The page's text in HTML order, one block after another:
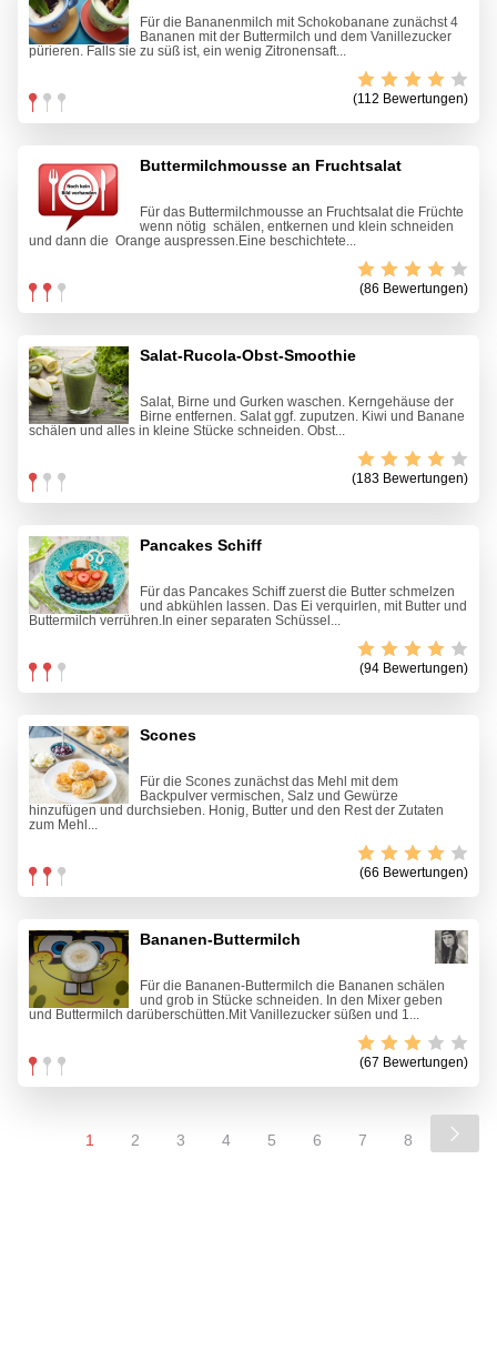
Für die Bananenmilch mit Schokobanane zunächst 4
Bananen mit der Buttermilch und dem Vanillezucker
pürieren. Falls sie zu süß ist, ein wenig Zitronensaft...
(112 Bewertungen)
Buttermilchmousse an Fruchtsalat
Für das Buttermilchmousse an Fruchtsalat die Früchte
wenn nötig schälen, entkernen und klein schneiden
und dann die Orange auspressen.Eine beschichtete...
(86 Bewertungen)
Salat-Rucola-Obst-Smoothie
Salat, Birne und Gurken waschen. Kerngehäuse der
Birne entfernen. Salat ggf. zuputzen. Kiwi und Banane
schälen und alles in kleine Stücke schneiden. Obst...
(183 Bewertungen)
Pancakes Schiff
Für das Pancakes Schiff zuerst die Butter schmelzen
und abkühlen lassen. Das Ei verquirlen, mit Butter und
Buttermilch verrühren.In einer separaten Schüssel...
(94 Bewertungen)
Scones
Für die Scones zunächst das Mehl mit dem
Backpulver vermischen, Salz und Gewürze
hinzufügen und durchsieben. Honig, Butter und den Rest der Zutaten
zum Mehl...
(66 Bewertungen)
Bananen-Buttermilch
Für die Bananen-Buttermilch die Bananen schälen
und grob in Stücke schneiden. In den Mixer geben
und Buttermilch darüberschütten.Mit Vanillezucker süßen und 1...
(67 Bewertungen)
1 2 3 4 5 6 7 8